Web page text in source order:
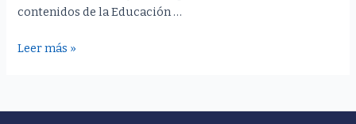
contenidos de la Educación …
Educación
Leer más »